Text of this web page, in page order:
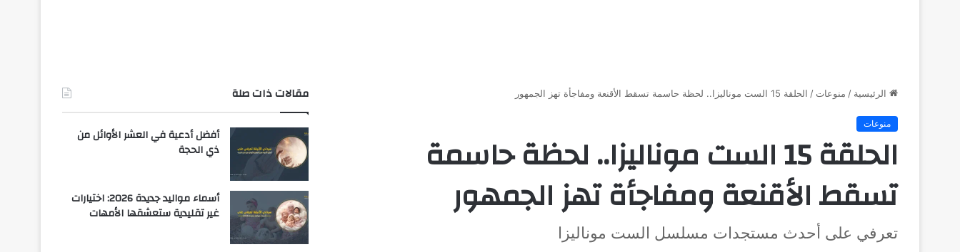
الرئيسية / منوعات / الحلقة 15 الست موناليزا.. لحظة حاسمة تسقط الأقنعة ومفاجأة تهز الجمهور
منوعات
الحلقة 15 الست موناليزا.. لحظة حاسمة
تسقط الأقنعة ومفاجأة تهز الجمهور
تعرفي على أحدث مستجدات مسلسل الست موناليزا
مقالات ذات صلة
أفضل أدعية في العشر الأوائل من
ذي الحجة
أسماء مواليد جديدة 2026: اختيارات
غير تقليدية ستعشقها الأمهات